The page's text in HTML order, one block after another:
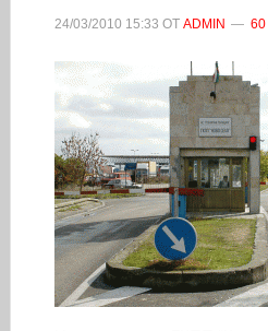
24/03/2010 15:33 ОТ ADMIN